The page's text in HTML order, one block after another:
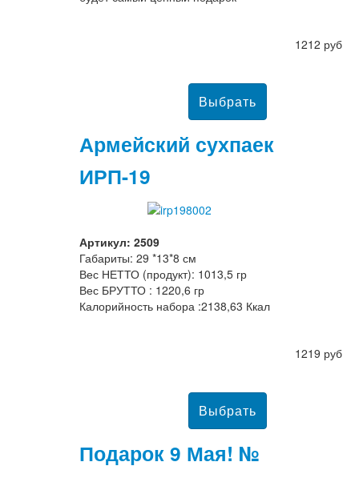
1212 руб
Армейский сухпаек
ИРП-19
Артикул: 2509
Габариты: 29 *13*8 см
Вес НЕТТО (продукт): 1013,5 гр
Вес БРУТТО : 1220,6 гр
Калорийность набора :2138,63 Ккал
1219 руб
Подарок 9 Мая! №